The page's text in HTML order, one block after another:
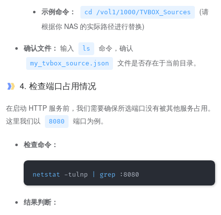
示例命令： cd /vol1/1000/TVBOX_Sources
(请
根据你 NAS 的实际路径进行替换)
确认文件： 输入 ls 命令，确认
my_tvbox_source.json 文件是否存在于当前目录。
4. 检查端口占用情况
在启动 HTTP 服务前，我们需要确保所选端口没有被其他服务占用。
这里我们以
8080 端口为例。
检查命令：
netstat -tulnp grep
结果判断：